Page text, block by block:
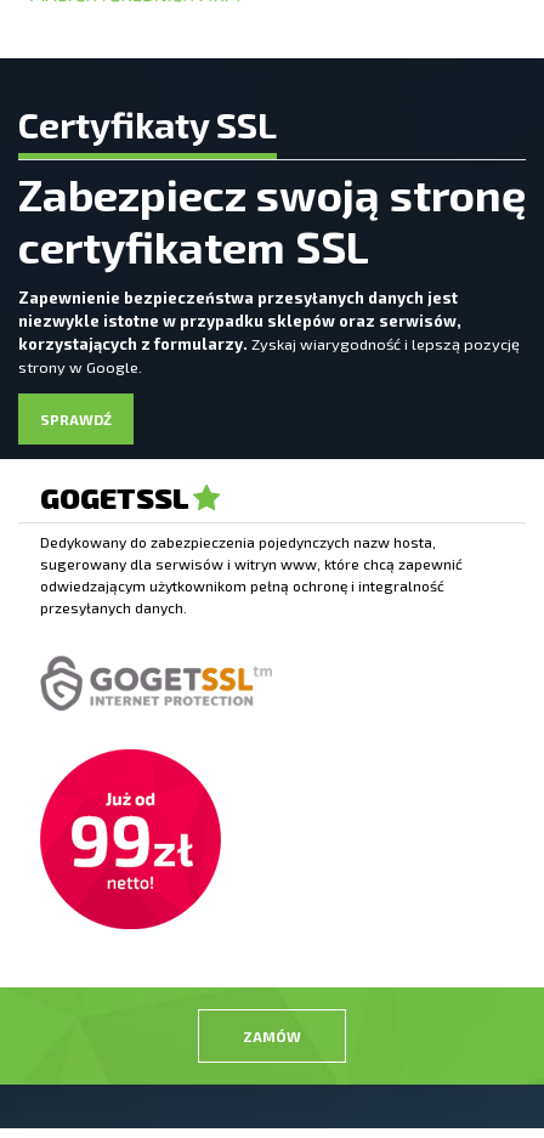
Certyfikaty SSL
Zabezpiecz swoją stronę
certyfikatem SSL
Zapewnienie bezpieczeństwa przesyłanych danych jest
niezwykle istotne w przypadku sklepów oraz serwisów,
korzystających z formularzy. Zyskaj wiarygodność i lepszą pozycję
strony w Google.
SPRAWDŹ
GOGETSSL
Dedykowany do zabezpieczenia pojedynczych nazw hosta,
sugerowany dla serwisów i witryn www, które chcą zapewnić
odwiedzającym użytkownikom pełną ochronę i integralność
przesyłanych danych.
ZAMÓW